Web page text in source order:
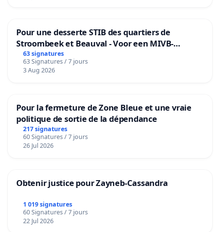
Pour une desserte STIB des quartiers de
Stroombeek et Beauval - Voor een MIVB-
bediening van de wijken Strombeek en Het
Voor
63 signatures
63 Signatures / 7 jours
3 Aug 2026
Pour la fermeture de Zone Bleue et une vraie
politique de sortie de la dépendance
217 signatures
60 Signatures / 7 jours
26 Jul 2026
Obtenir justice pour Zayneb-Cassandra
1 019 signatures
60 Signatures / 7 jours
22 Jul 2026